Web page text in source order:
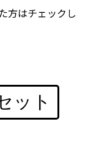
方はチェックし
ット